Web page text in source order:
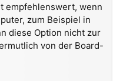
empfehlenswert, wenn
zum Beispiel in
diese Option nicht zur
von der Board-